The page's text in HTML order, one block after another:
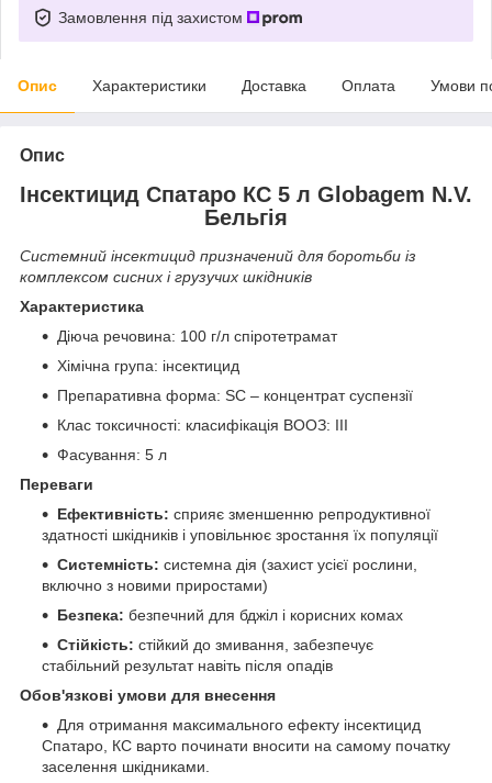
Замовлення під захистом
Опис Характеристики Доставка Оплата Умови
Опис
Інсектицид Спатаро КС 5 л Globagem N.V.
Бельгія
Системний інсектицид призначений для боротьби із
комплексом сисних і грузучих шкідників
Характеристика
Діюча речовина: 100 г/л спіротетрамат
Хімічна група: інсектицид
Препаративна форма: SC – концентрат суспензії
Клас токсичності: класифікація ВООЗ: III
Фасування: 5 л
Переваги
Ефективність: сприяє зменшенню репродуктивної
здатності шкідників і уповільнює зростання їх популяції
Системність: системна дія (захист усієї рослини,
включно з новими приростами)
Безпека: безпечний для бджіл і корисних комах
Стійкість: стійкий до змивання, забезпечує
стабільний результат навіть після опадів
Обов'язкові умови для внесення
Для отримання максимального ефекту інсектицид
Спатаро, КС варто починати вносити на самому початку
заселення шкідниками.